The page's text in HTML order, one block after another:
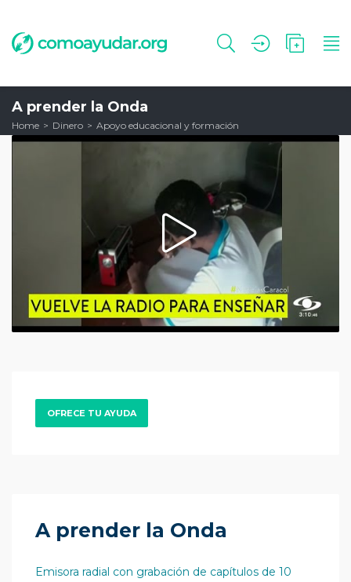
A prender la Onda
Home Dinero Apoyo educacional y formación
OFRECE TU AYUDA
A prender la Onda
Emisora radial con grabación de capítulos de 10